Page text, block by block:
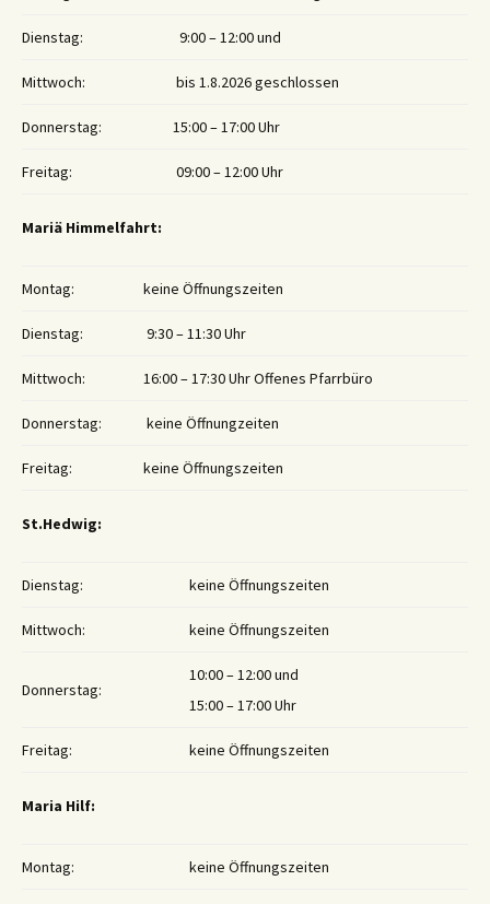
Dienstag: 9:00 – 12:00 und
Mittwoch: bis 1.8.2026 geschlossen
Donnerstag: 15:00 – 17:00 Uhr
Freitag: 09:00 – 12:00 Uhr
Mariä Himmelfahrt:
Montag: keine Öffnungszeiten
Dienstag: 9:30 – 11:30 Uhr
Mittwoch: 16:00 – 17:30 Uhr Offenes Pfarrbüro
Donnerstag: keine Öffnungzeiten
Freitag: keine Öffnungszeiten
St.Hedwig:
Dienstag: keine Öffnungszeiten
Mittwoch: keine Öffnungszeiten
Donnerstag:
10:00 – 12:00 und
15:00 – 17:00 Uhr
Freitag: keine Öffnungszeiten
Maria Hilf:
Montag: keine Öffnungszeiten